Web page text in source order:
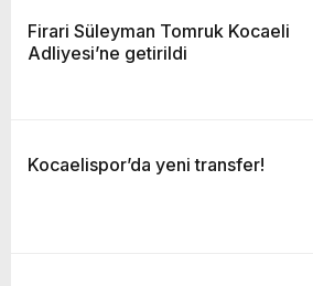
Firari Süleyman Tomruk Kocaeli
Adliyesi’ne getirildi
Kocaelispor’da yeni transfer!